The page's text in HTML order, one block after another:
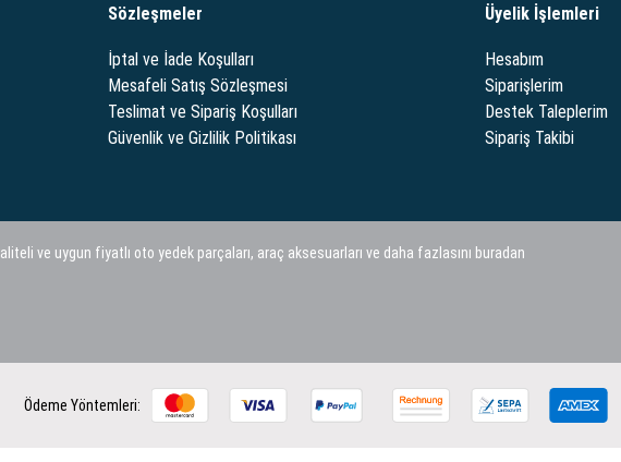
Sözleşmeler
İptal ve İade Koşulları
Mesafeli Satış Sözleşmesi
Teslimat ve Sipariş Koşulları
Güvenlik ve Gizlilik Politikası
Üyelik İşlemleri
Hesabım
Siparişlerim
Destek Taleplerim
Sipariş Takibi
ve uygun fiyatlı oto yedek parçaları, araç aksesuarları ve daha fazlasını buradan
Ödeme Yöntemleri: